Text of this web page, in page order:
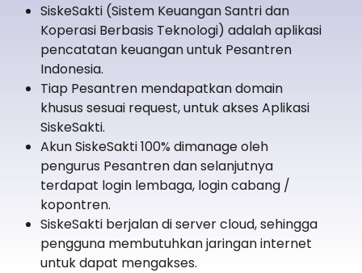
SiskeSakti (Sistem Keuangan Santri dan
Koperasi Berbasis Teknologi) adalah aplikasi
pencatatan keuangan untuk Pesantren
Indonesia.
Tiap Pesantren mendapatkan domain
khusus sesuai request, untuk akses Aplikasi
SiskeSakti.
Akun SiskeSakti 100% dimanage oleh
pengurus Pesantren dan selanjutnya
terdapat login lembaga, login cabang /
kopontren.
SiskeSakti berjalan di server cloud, sehingga
pengguna membutuhkan jaringan internet
untuk dapat mengakses.